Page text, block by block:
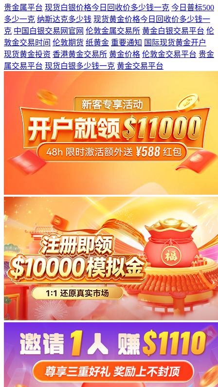
贵金属平台 现货白银价格今日回收价多少钱一克 今日普标500
多少一克 纳斯达克多少钱 现货黄金价格今日回收价多少钱一
克 中国白银交易网官网 伦敦金属交易所 黄金白银交易平台 伦
敦金交易时间 伦敦期货 纸黄金 重要通知 国际现货黄金开户
现货黄金投资 香港黄金交易所 黄金价格 伦敦金交易平台 贵金
属交易平台 现货白银多少钱一克 黄金交易平台